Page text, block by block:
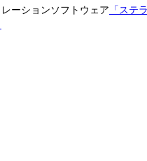
ーションソフトウェア 「ステ